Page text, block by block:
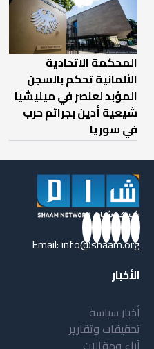
المحكمة الاتحادية
الألمانية تحكم بالسجن
المؤبد لعنصر في ميليشيا
شيعية أدين بجرائم حرب
في سوريا
Email:info@shaam.org
الأخبار
أخبار سياسة
تحقيقات وتقارير